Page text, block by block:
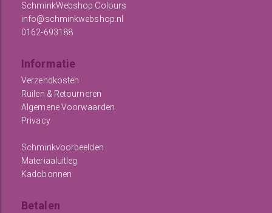
SchminkWebshop Colours
info@schminkwebshop.nl
0162-693188
Informatie
Verzendkosten
Ruilen & Retourneren
Algemene Voorwaarden
Privacy
Schminkvoorbeelden
Materiaaluitleg
Kadobonnen
Betalen